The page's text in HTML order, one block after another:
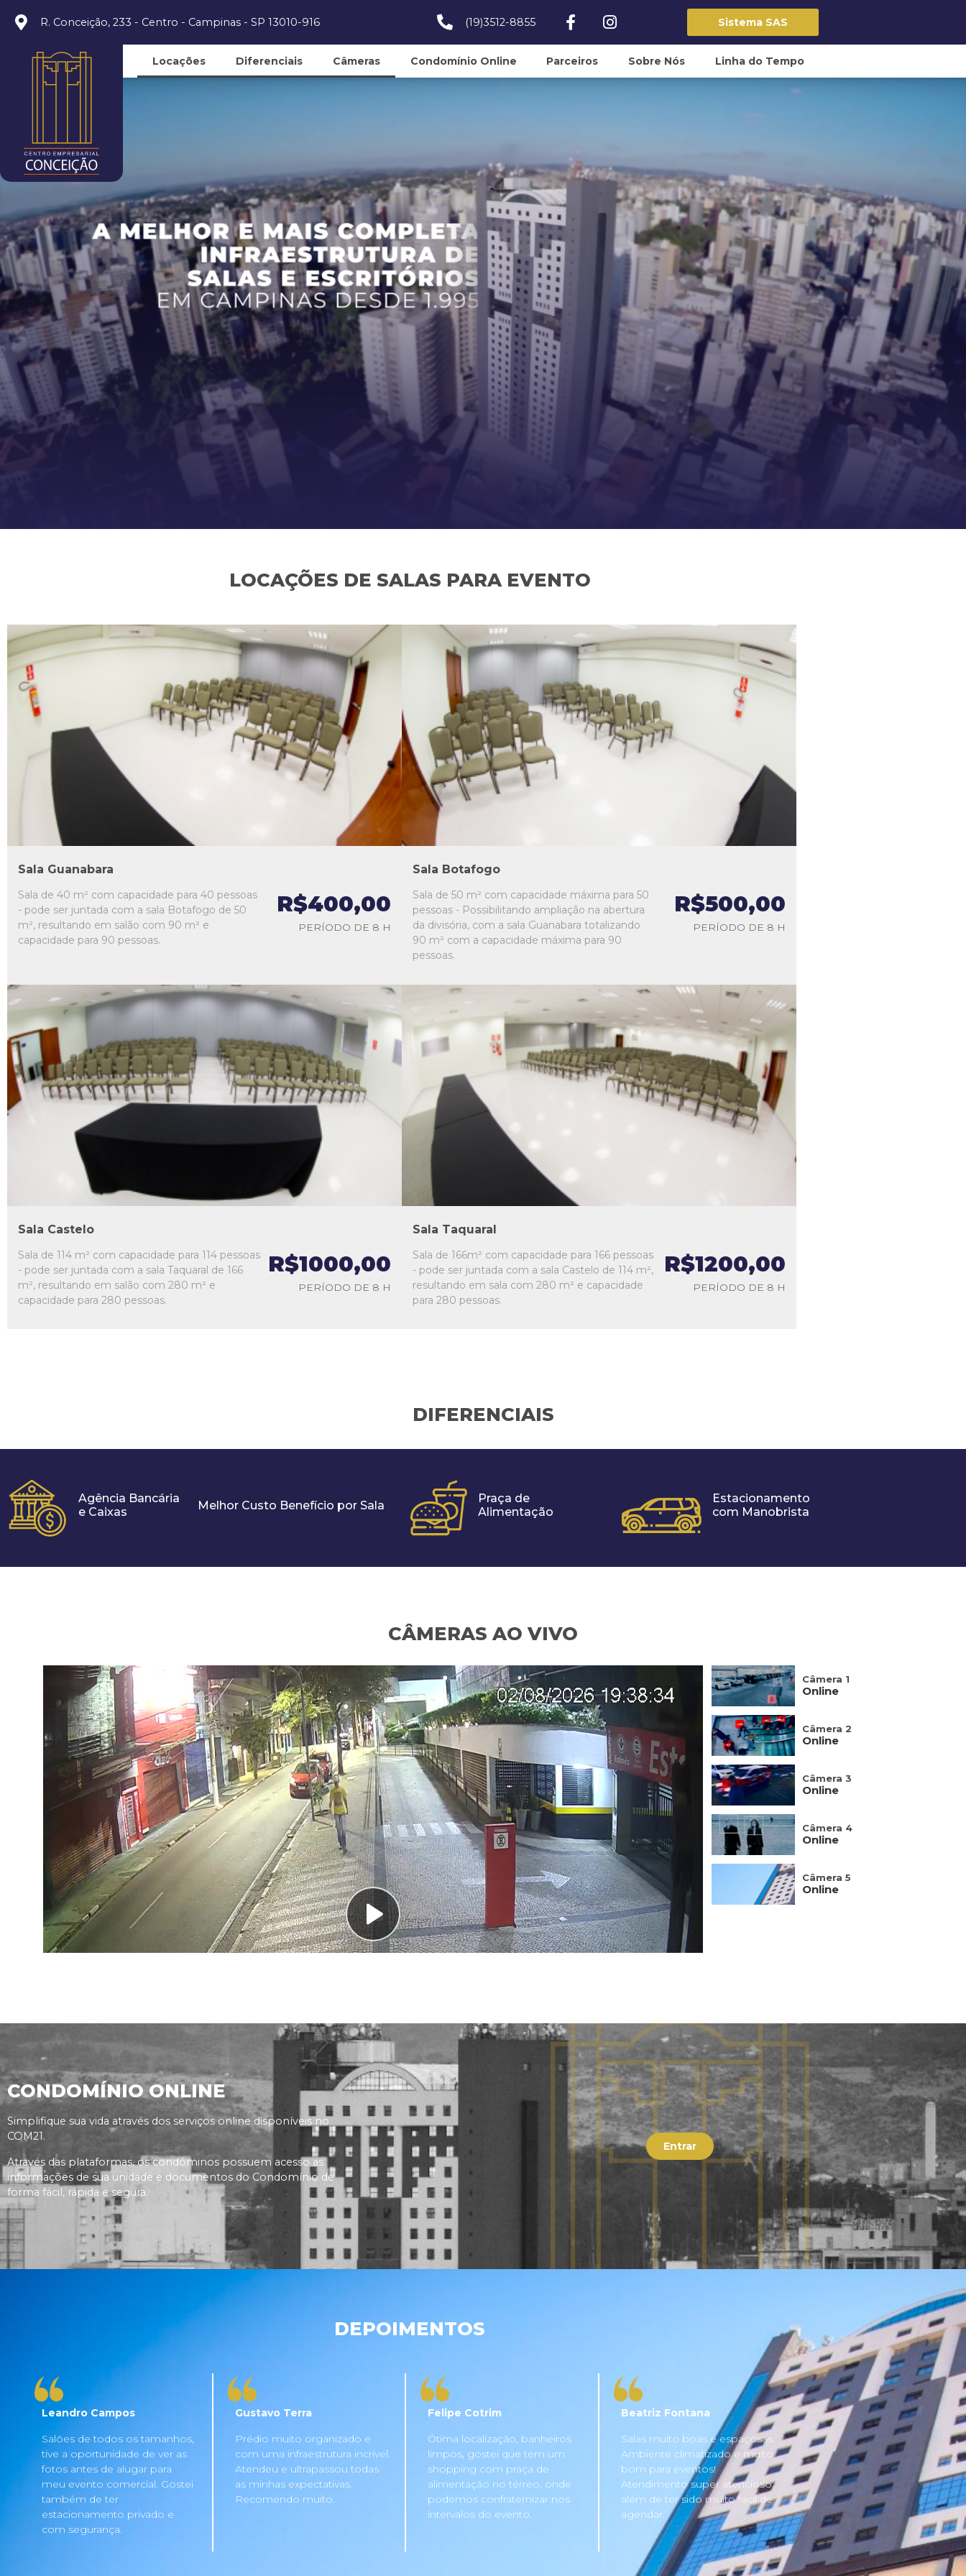
R. Conceição, 233 - Centro - Campinas - SP 13010-916 (19)3512-8855 Sistema SAS
Locações Diferenciais Câmeras Condomínio Online Parceiros Sobre Nós Linha do Tempo
LOCAÇÕES DE SALAS PARA EVENTO
L1
L2
L3
Sala Guanabara
Sala de 40 m² com capacidade para 40 pessoas
- pode ser juntada com a sala Botafogo de 50
m², resultando em salão com 90 m² e
capacidade para 90 pessoas.
R$400,00
PERÍODO DE 8 H
L3
L4
L5
Sala Botafogo
Sala de 50 m² com capacidade máxima para 50
pessoas - Possibilitando ampliação na abertura
da divisória, com a sala Guanabara totalizando
90 m² com a capacidade máxima para 90
pessoas.
R$500,00
PERÍODO DE 8 H
L1
L2
L3
L4
Sala Castelo
Sala de 114 m² com capacidade para 114 pessoas
- pode ser juntada com a sala Taquaral de 166
m², resultando em salão com 280 m² e
capacidade para 280 pessoas.
R$1000,00
PERÍODO DE 8 H
L1
L3
L4
L5
Sala Taquaral
Sala de 166m² com capacidade para 166 pessoas
- pode ser juntada com a sala Castelo de 114 m²,
resultando em sala com 280 m² e capacidade
para 280 pessoas.
R$1200,00
PERÍODO DE 8 H
DIFERENCIAIS
Agência Bancária
e Caixas
Melhor Custo Benefício por Sala
Praça de
Alimentação
Estacionamento
com Manobrista
CÂMERAS AO VIVO
Câmera 1
Online
Câmera 2
Online
Câmera 3
Online
Câmera 4
Online
Câmera 5
Online
CONDOMÍNIO ONLINE
Simplifique sua vida através dos serviços online disponíveis no
COM21.
Através das plataformas, os condôminos possuem acesso as
informações de sua unidade e documentos do Condomínio de
forma fácil, rápida e segura.
Entrar
DEPOIMENTOS
Salões de todos os tamanhos,
tive a oportunidade de ver as
fotos antes de alugar para
meu evento comercial. Gostei
também de ter
estacionamento privado e
com segurança.
Leandro Campos
Prédio muito organizado e
com uma infraestrutura incrível.
Atendeu e ultrapassou todas
as minhas expectativas.
Recomendo muito.
Gustavo Terra
Ótima localização, banheiros
limpos, gostei que tem um
shopping com praça de
alimentação no térreo, onde
podemos confraternizar nos
intervalos do evento.
Felipe Cotrim
Salas muito boas e espaçosas.
Ambiente climatizado e muito
bom para eventos!
Atendimento super atencioso
além de ter sido muito fácil de
agendar.
Beatriz Fontana